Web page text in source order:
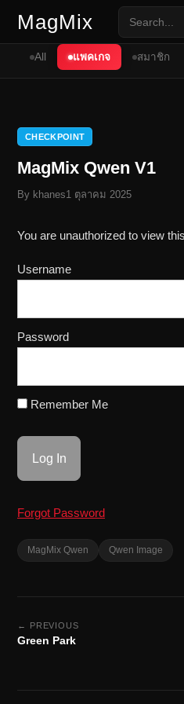
MagMix
All แพคเกจ สมาชิก
CHECKPOINT
MagMix Qwen V1
By khanes1 ตุลาคม 2025
You are unauthorized to view
Username
Password
Remember Me
Forgot Password
MagMix Qwen Qwen Image
← PREVIOUS
Green Park